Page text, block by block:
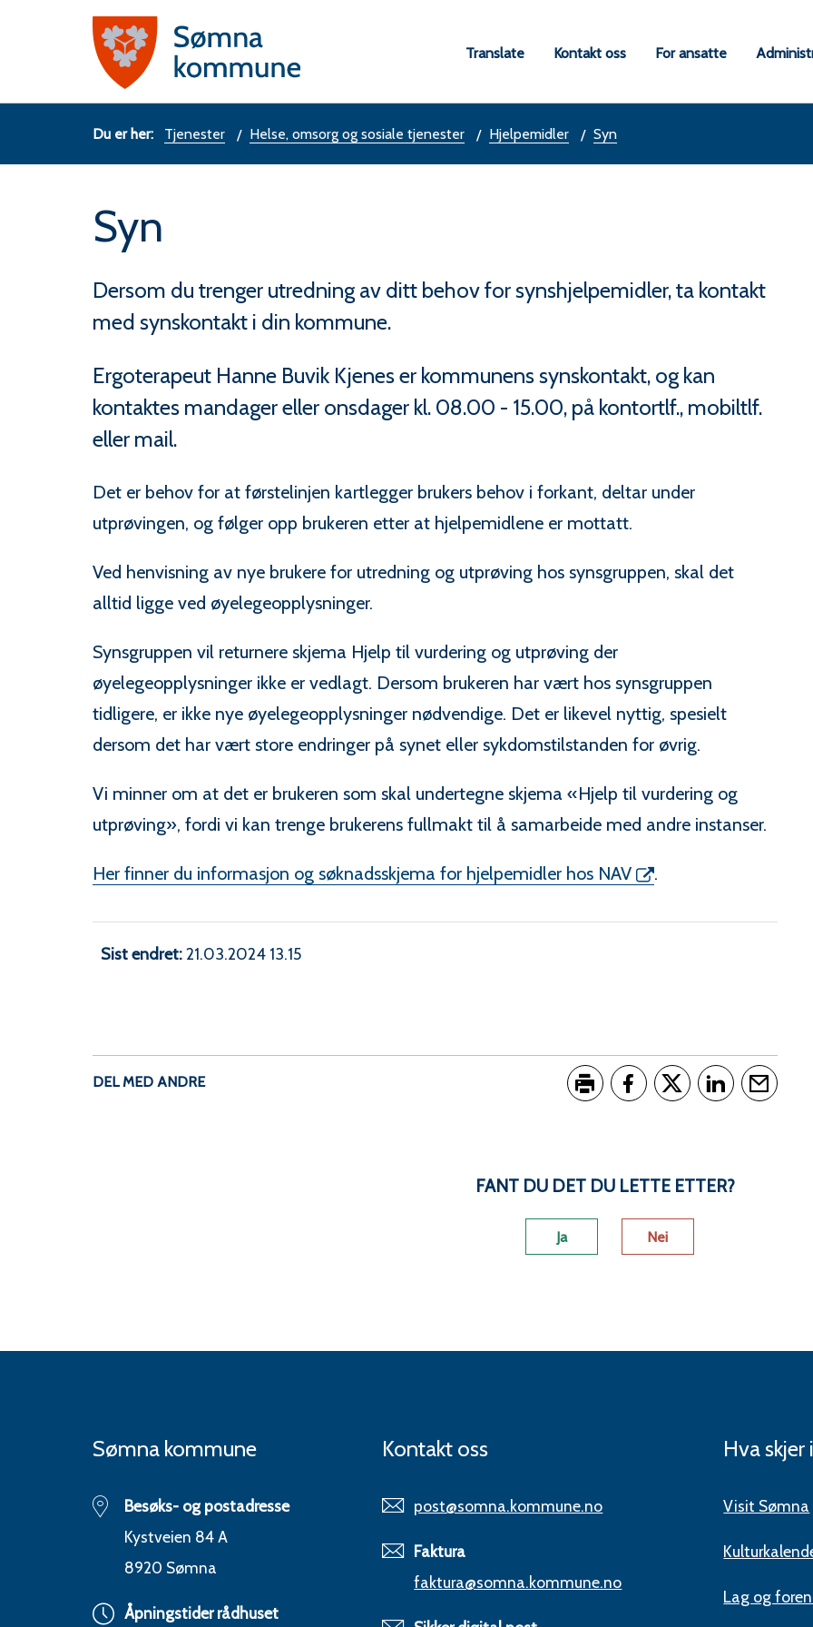
kommune
Translate Kontakt oss For ansatte
Du
her:
Tjenester Helse, omsorg og sosiale tjenester Hjelpemidler Syn
Syn
Dersom du trenger utredning av ditt behov for synshjelpemidler, ta kontakt
med synskontakt i din kommune.
Ergoterapeut Hanne Buvik Kjenes er kommunens synskontakt, og kan
kontaktes mandager eller onsdager kl. 08.00 - 15.00, på kontortlf., mobiltlf.
eller mail.
Det er behov for at førstelinjen kartlegger brukers behov i forkant, deltar under
utprøvingen, og følger opp brukeren etter at hjelpemidlene er mottatt.
Ved henvisning av nye brukere for utredning og utprøving hos synsgruppen, skal det
alltid ligge ved øyelegeopplysninger.
Synsgruppen vil returnere skjema Hjelp til vurdering og utprøving der
øyelegeopplysninger ikke er vedlagt. Dersom brukeren har vært hos synsgruppen
tidligere, er ikke nye øyelegeopplysninger nødvendige. Det er likevel nyttig, spesielt
dersom det har vært store endringer på synet eller sykdomstilstanden for øvrig.
Vi minner om at det er brukeren som skal undertegne skjema «Hjelp til vurdering og
utprøving», fordi vi kan trenge brukerens fullmakt til å samarbeide med andre instanser.
Her finner du informasjon og søknadsskjema for hjelpemidler hos NAV .
Sist endret 21.03.2024 13.15
DEL MED ANDRE
FANT DU DET DU LETTE ETTER?
Ja Nei
Sømna kommune
Besøks- og postadresse
Kystveien 84 A
8920 Sømna
Åpningstider rådhuset
Kontakt oss
post@somna.kommune.no
Faktura
faktura@somna.kommune.no
Hva
Visit Sømna
Lag og